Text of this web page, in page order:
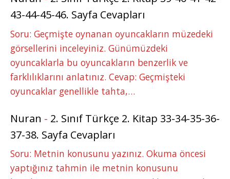
43-44-45-46. Sayfa Cevapları
Soru: Geçmişte oynanan oyuncakların müzedeki
görsellerini inceleyiniz. Günümüzdeki
oyuncaklarla bu oyuncakların benzerlik ve
farklılıklarını anlatınız. Cevap: Geçmişteki
oyuncaklar genellikle tahta,…
Nuran - 2. Sınıf Türkçe 2. Kitap 33-34-35-36-
37-38. Sayfa Cevapları
Soru: Metnin konusunu yazınız. Okuma öncesi
yaptığınız tahmin ile metnin konusunu